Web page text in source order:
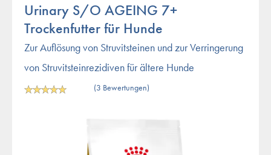
Urinary S/O AGEING 7+
Trockenfutter für Hunde
Zur Auflösung von Struvitsteinen und zur Verringerung
von Struvitsteinrezidiven für ältere Hunde
(3 Bewertungen)